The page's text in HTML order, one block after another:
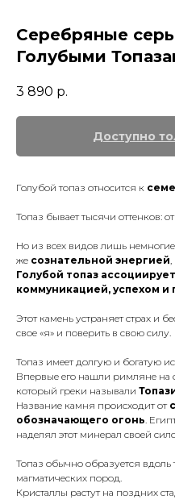
Серебряные
Голубыми
3 890 р.
Голубой топаз относится к
Топаз бывает тысячи оттенков:
Но из всех видов лишь
же сознательной энергией,
Голубой топаз
коммуникацией, успехом
Этот камень устраняет страх и
свое «я» и поверить в свою силу.
Топаз имеет долгую и богатую
Впервые его нашли римляне на
который греки называли
Название камня происходит от
обозначающего огонь.
наделял этот минерал своей
Топаз обычно образуется
магматических пород.
Кристаллы растут на поздних